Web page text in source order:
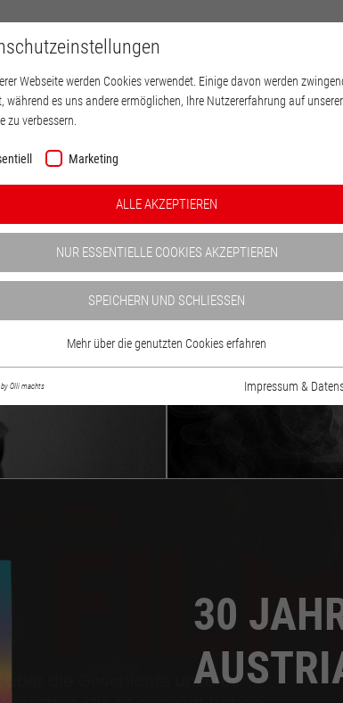
KOMPONENTEN
30
Webseite werden Cookies verwendet. Einige davon werden
während es uns andere ermöglichen, Ihre Nutzererfahrung auf unserer
zu verbessern.
Marketing
ALLE AKZEPTIEREN
NUR ESSENTIELLE COOKIES AKZEPTIEREN
SPEICHERN UND SCHLIESSEN
Mehr über die genutzten Cookies erfahren
Olli machts Impressum &